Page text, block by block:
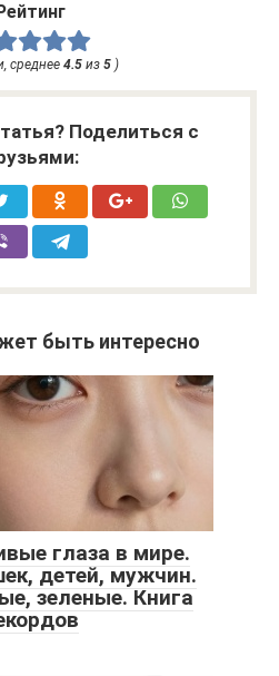
среднее 4.5 из 5 )
Поделиться с
быть интересно
глаза в мире.
детей, мужчин.
зеленые. Книга